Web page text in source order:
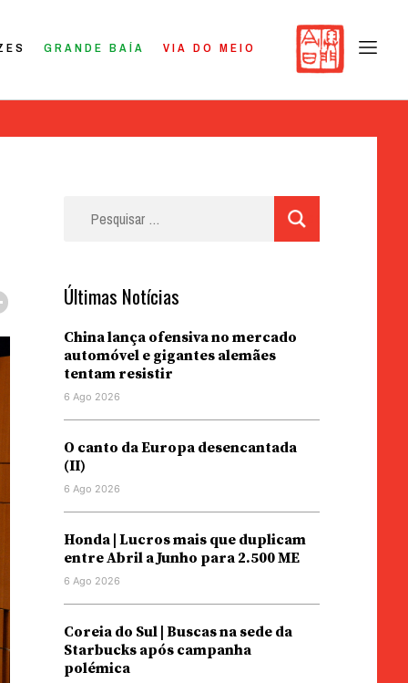
GRANDE BAÍA VIA DO MEIO
Últimas Notícias
China lança ofensiva no mercado
automóvel e gigantes alemães
tentam resistir
6 Ago 2026
O canto da Europa desencantada
(II)
6 Ago 2026
Honda | Lucros mais que duplicam
entre Abril a Junho para 2.500 ME
6 Ago 2026
Coreia do Sul | Buscas na sede da
Starbucks após campanha
polémica